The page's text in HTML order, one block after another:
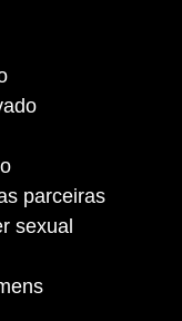
parceiras
sexual